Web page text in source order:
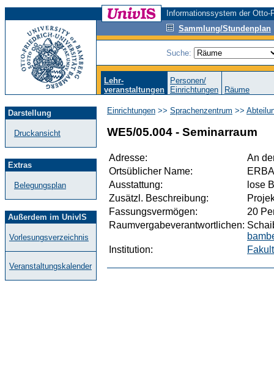
Informationssystem der
Sammlung/Stundenplan
Suche:
Lehr-
veranstaltungen
Personen/
Einrichtungen
Räume
Darstellung
Druckansicht
Extras
Belegungsplan
Außerdem im UnivIS
Vorlesungsverzeichnis
Veranstaltungskalender
Einrichtungen >> Sprachenzentrum >>
WE5/05.004 - Seminarraum
Adresse:
An
Ortsüblicher Name:
ERBA
Ausstattung:
lose
Zusätzl. Beschreibung:
Fassungsvermögen:
20
Raumvergabeverantwortlichen:
Institution: